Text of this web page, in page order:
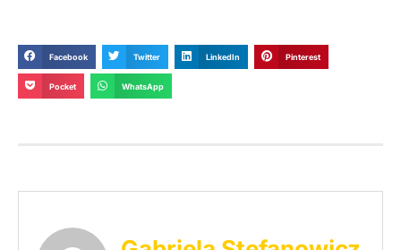
Facebook Twitter LinkedIn Pinterest
Pocket WhatsApp